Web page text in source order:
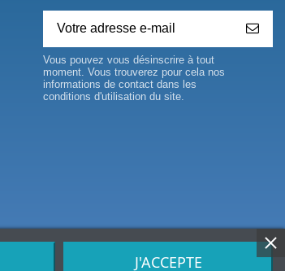
J'ACCEPTE
Vous pouvez vous désinscrire à tout
moment. Vous trouverez pour cela nos
informations de contact dans les
conditions d'utilisation du site.